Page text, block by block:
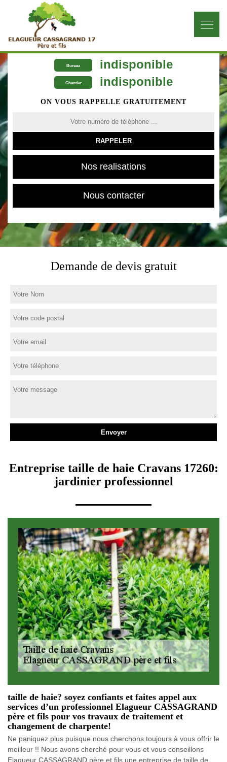
Bureau indisponible
Chantier indisponible
ON VOUS RAPPELLE GRATUITEMENT
Nos realisations
Nous contacter
Demande de devis gratuit
Entreprise taille de haie Cravans 17260:
jardinier professionnel
taille de haie? soyez confiants et faites appel aux
services d’un professionnel Elagueur CASSAGRAND
père et fils pour vos travaux de traitement et
changement de charpente!
Ne paniquez plus puisque nous cherchons toujours à vous offrir le
meilleur !! Nous avons cherché pour vous et vous conseillons
Elagueur CASSAGRAND père et fils une entreprise de taille de